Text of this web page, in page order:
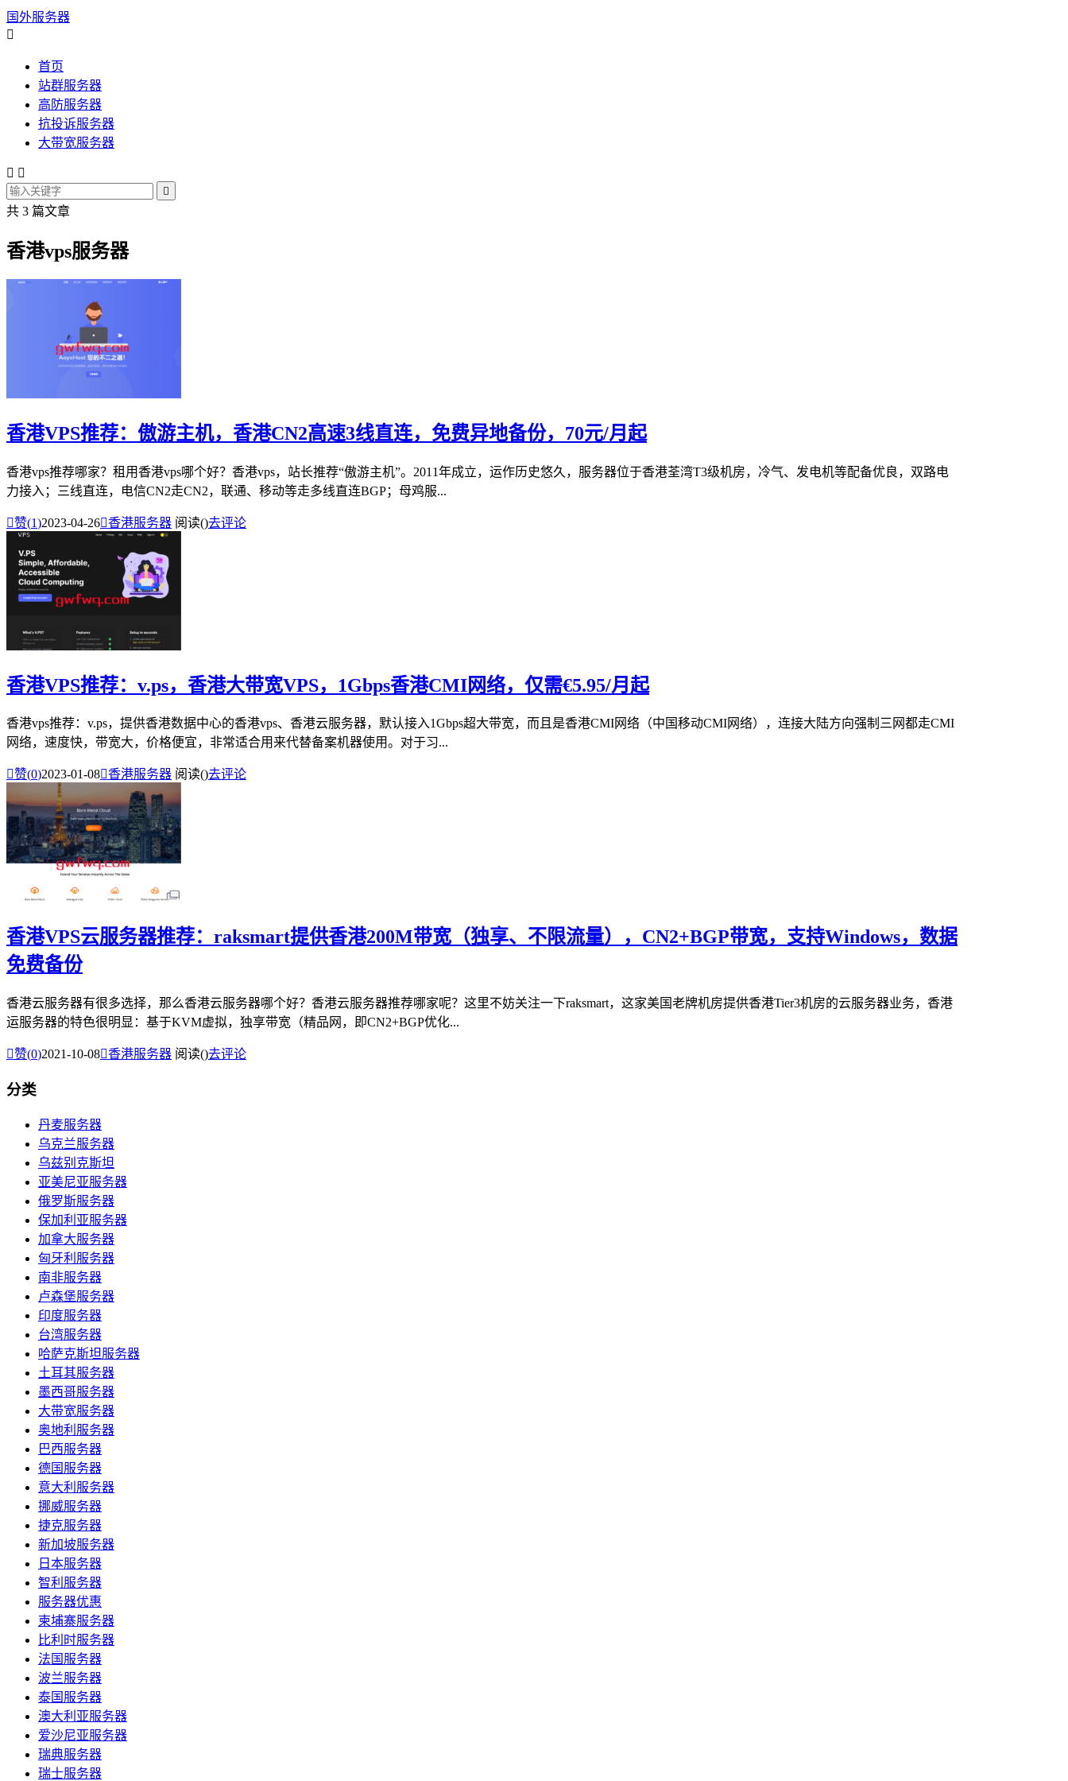
国外服务器

首页
站群服务器
高防服务器
抗投诉服务器
大带宽服务器
 

共 3 篇文章
香港vps服务器
香港VPS推荐：傲游主机，香港CN2高速3线直连，免费异地备份，70元/月起
香港vps推荐哪家？租用香港vps哪个好？香港vps，站长推荐“傲游主机”。2011年成立，运作历史悠久，服务器位于香港荃湾T3级机房，冷气、发电机等配备优良，双路电
力接入；三线直连，电信CN2走CN2，联通、移动等走多线直连BGP；母鸡服...
赞(1)2023-04-26香港服务器 阅读()去评论
香港VPS推荐：v.ps，香港大带宽VPS，1Gbps香港CMI网络，仅需€5.95/月起
香港vps推荐：v.ps，提供香港数据中心的香港vps、香港云服务器，默认接入1Gbps超大带宽，而且是香港CMI网络（中国移动CMI网络），连接大陆方向强制三网都走CMI
网络，速度快，带宽大，价格便宜，非常适合用来代替备案机器使用。对于习...
赞(0)2023-01-08香港服务器 阅读()去评论
香港VPS云服务器推荐：raksmart提供香港200M带宽（独享、不限流量），CN2+BGP带宽，支持Windows，数据
免费备份
香港云服务器有很多选择，那么香港云服务器哪个好？香港云服务器推荐哪家呢？这里不妨关注一下raksmart，这家美国老牌机房提供香港Tier3机房的云服务器业务，香港
运服务器的特色很明显：基于KVM虚拟，独享带宽（精品网，即CN2+BGP优化...
赞(0)2021-10-08香港服务器 阅读()去评论
分类
丹麦服务器
乌克兰服务器
乌兹别克斯坦
亚美尼亚服务器
俄罗斯服务器
保加利亚服务器
加拿大服务器
匈牙利服务器
南非服务器
卢森堡服务器
印度服务器
台湾服务器
哈萨克斯坦服务器
土耳其服务器
墨西哥服务器
大带宽服务器
奥地利服务器
巴西服务器
德国服务器
意大利服务器
挪威服务器
捷克服务器
新加坡服务器
日本服务器
智利服务器
服务器优惠
柬埔寨服务器
比利时服务器
法国服务器
波兰服务器
泰国服务器
澳大利亚服务器
爱沙尼亚服务器
瑞典服务器
瑞士服务器